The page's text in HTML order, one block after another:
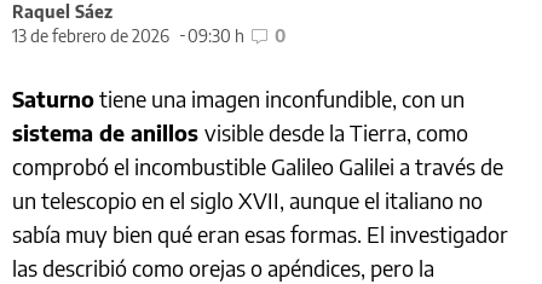
Raquel Sáez
13 de febrero de 2026
09:30 h 0
Saturnotiene una imagen inconfundible, con un
sistema de anillos visible desde la Tierra, como
comprobó el incombustible Galileo Galilei a través de
un telescopio en el siglo XVII, aunque el italiano no
sabía muy bien qué eran esas formas. El investigador
las describió como orejas o apéndices, pero la